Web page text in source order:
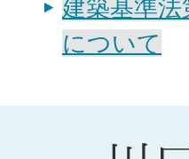
建築基準
について